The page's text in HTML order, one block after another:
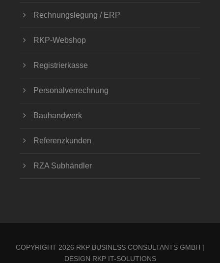
Rechnungslegung / ERP
RKP-Webshop
Registrierkasse
Personalverrechnung
Bauhandwerk
Referenzkunden
RZA Subhändler
COPYRIGHT 2026 RKP BUSINESS CONSULTANTS GMBH |
DESIGN RKP IT-SOLUTIONS